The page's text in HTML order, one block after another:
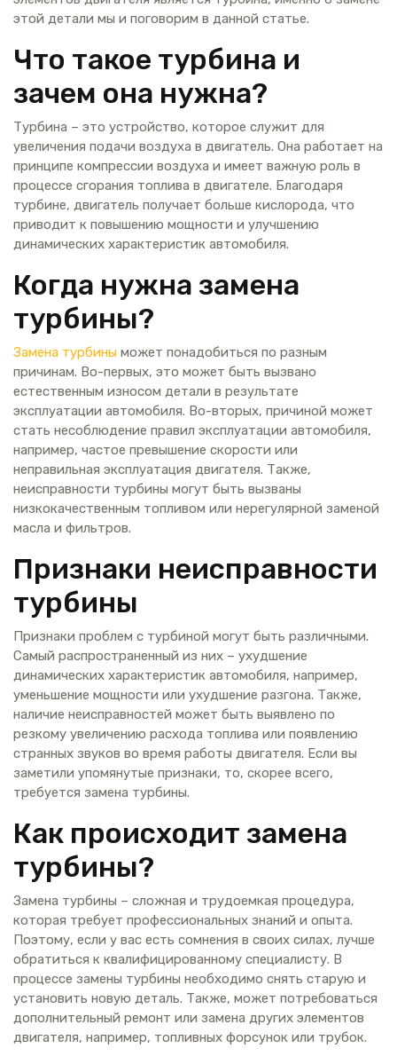
этой детали мы и поговорим в данной статье.
Что такое турбина и
зачем она нужна?
Турбина – это устройство, которое служит для
увеличения подачи воздуха в двигатель. Она работает на
принципе компрессии воздуха и имеет важную роль в
процессе сгорания топлива в двигателе. Благодаря
турбине, двигатель получает больше кислорода, что
приводит к повышению мощности и улучшению
динамических характеристик автомобиля.
Когда нужна замена
турбины?
Замена турбины может понадобиться по разным
причинам. Во-первых, это может быть вызвано
естественным износом детали в результате
эксплуатации автомобиля. Во-вторых, причиной может
стать несоблюдение правил эксплуатации автомобиля,
например, частое превышение скорости или
неправильная эксплуатация двигателя. Также,
неисправности турбины могут быть вызваны
низкокачественным топливом или нерегулярной заменой
масла и фильтров.
Признаки неисправности
турбины
Признаки проблем с турбиной могут быть различными.
Самый распространенный из них – ухудшение
динамических характеристик автомобиля, например,
уменьшение мощности или ухудшение разгона. Также,
наличие неисправностей может быть выявлено по
резкому увеличению расхода топлива или появлению
странных звуков во время работы двигателя. Если вы
заметили упомянутые признаки, то, скорее всего,
требуется замена турбины.
Как происходит замена
турбины?
Замена турбины – сложная и трудоемкая процедура,
которая требует профессиональных знаний и опыта.
Поэтому, если у вас есть сомнения в своих силах, лучше
обратиться к квалифицированному специалисту. В
процессе замены турбины необходимо снять старую и
установить новую деталь. Также, может потребоваться
дополнительный ремонт или замена других элементов
двигателя, например, топливных форсунок или трубок.